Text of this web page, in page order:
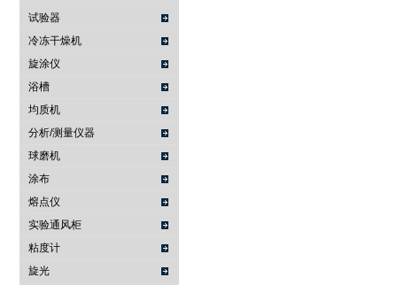
试验器
冷冻干燥机
旋涂仪
浴槽
均质机
分析/测量仪器
球磨机
涂布
熔点仪
实验通风柜
粘度计
旋光